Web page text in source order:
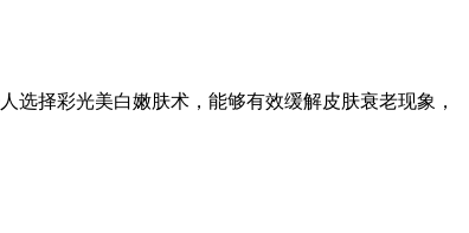
择彩光美白嫩肤术，能够有效缓解皮肤衰老现象，